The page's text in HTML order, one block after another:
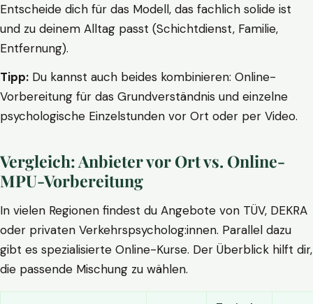
Entscheide dich für das Modell, das fachlich solide ist
und zu deinem Alltag passt (Schichtdienst, Familie,
Entfernung).
Tipp: Du kannst auch beides kombinieren: Online-
Vorbereitung für das Grundverständnis und einzelne
psychologische Einzelstunden vor Ort oder per Video.
Vergleich: Anbieter vor Ort vs. Online-
MPU-Vorbereitung
In vielen Regionen findest du Angebote von TÜV, DEKRA
oder privaten Verkehrspsycholog:innen. Parallel dazu
gibt es spezialisierte Online-Kurse. Der Überblick hilft dir,
die passende Mischung zu wählen.